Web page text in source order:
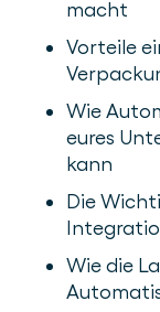
macht
Vorteile
Wie
eures
kann
Die
Wie die